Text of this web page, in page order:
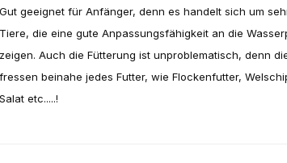
Gut geeignet für Anfänger, denn es handelt sich um
Tiere, die eine gute Anpassungsfähigkeit an die
zeigen. Auch die Fütterung ist unproblematisch, denn
fressen beinahe jedes Futter, wie Flockenfutter,
Salat etc.....!